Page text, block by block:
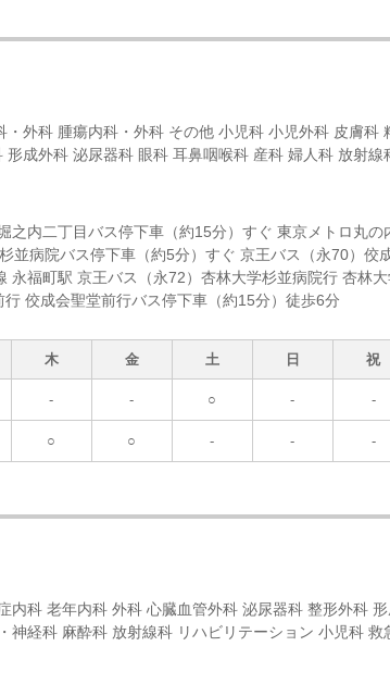
外科 腫瘍内科・外科 その他 小児科 小児外科 皮膚科
成外科 泌尿器科 眼科 耳鼻咽喉科 産科 婦人科 放射線
之内二丁目バス停下車（約15分）すぐ 東京メトロ丸の
並病院バス停下車（約5分）すぐ 京王バス（永70）佼
福町駅 京王バス（永72）杏林大学杉並病院行 杏林
佼成会聖堂前行バス停下車（約15分）徒歩6分
木 金 土 日 祝
- - ○ - -
○ ○ - - -
内科 老年内科 外科 心臓血管外科 泌尿器科 整形外科
経科 麻酔科 放射線科 リハビリテーション 小児科 救